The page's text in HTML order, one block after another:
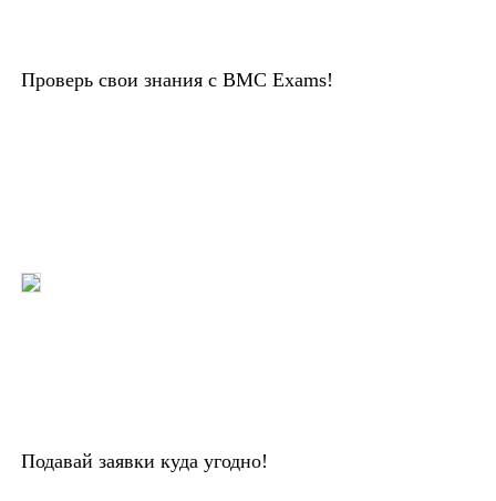
Проверь свои знания с BMC Exams!
Подавай заявки куда угодно!